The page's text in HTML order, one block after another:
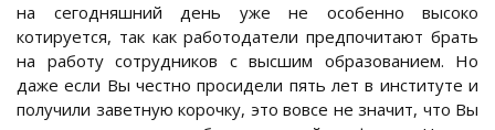
на сегодняшний день уже не особенно высоко
котируется, так как работодатели предпочитают брать
на работу сотрудников с высшим образованием. Но
даже если Вы честно просидели пять лет в институте и
получили заветную корочку, это вовсе не значит, что Вы